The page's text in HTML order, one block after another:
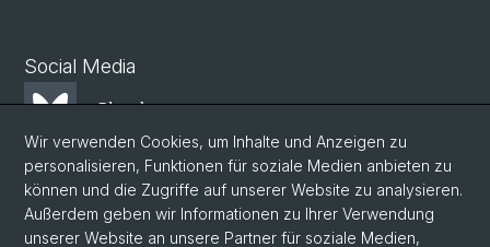
Social Media
Bluesky
Mastodon
Wir verwenden Cookies, um Inhalte und Anzeigen zu
personalisieren, Funktionen für soziale Medien anbieten zu
können und die Zugriffe auf unserer Website zu analysieren.
Außerdem geben wir Informationen zu Ihrer Verwendung
unserer Website an unsere Partner für soziale Medien,